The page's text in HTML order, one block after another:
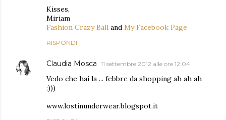
Kisses,
Miriam
Fashion Crazy Ball and My Facebook Page
RISPONDI
Claudia Mosca 11 settembre 2012 alle ore 12:04
Vedo che hai la ... febbre da shopping ah ah ah
;)))
www.lostinunderwear.blogspot.it